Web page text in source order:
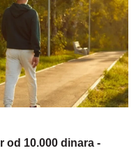
od 10.000 dinara -